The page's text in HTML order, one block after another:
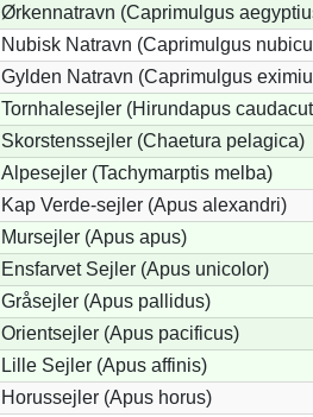
Ørkennatravn (Caprimulgus
Nubisk Natravn (Caprimulgus
Gylden Natravn (Caprimulgus
Tornhalesejler (Hirundapus
Skorstenssejler (Chaetura pelagica)
Alpesejler (Tachymarptis melba)
Kap Verde-sejler (Apus alexandri)
Mursejler (Apus apus)
Ensfarvet Sejler (Apus unicolor)
Gråsejler (Apus pallidus)
Orientsejler (Apus pacificus)
Lille Sejler (Apus affinis)
Horussejler (Apus horus)